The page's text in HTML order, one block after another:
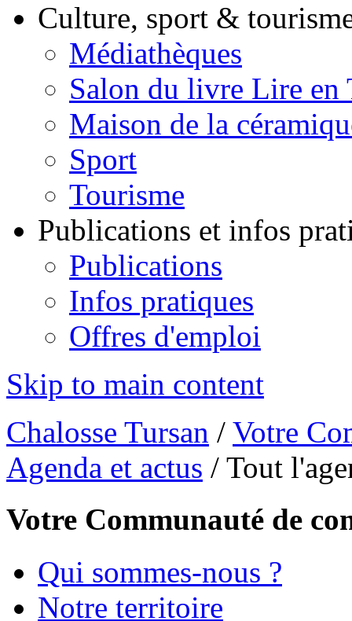
Culture, sport &
Médiathèques
Salon du livre Lire en
Maison de la
Sport
Tourisme
Publications et infos
Publications
Infos pratiques
Offres d'emploi
Skip to main content
Chalosse Tursan / Votre
Agenda et actus / Tout
Votre Communauté de
Qui sommes-nous ?
Notre territoire